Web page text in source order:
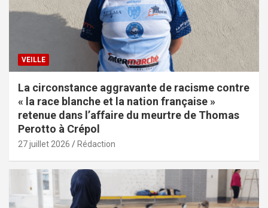
VEILLE
La circonstance aggravante de racisme contre
« la race blanche et la nation française »
retenue dans l’affaire du meurtre de Thomas
Perotto à Crépol
27 juillet 2026 Rédaction